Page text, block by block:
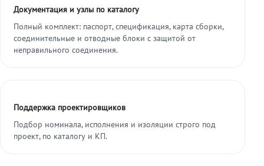
Документация и узлы по каталогу
Полный комплект: паспорт, спецификация, карта сборки,
соединительные и отводные блоки с защитой от
неправильного соединения.
Поддержка проектировщиков
Подбор номинала, исполнения и изоляции строго под
проект, по каталогу и КП.